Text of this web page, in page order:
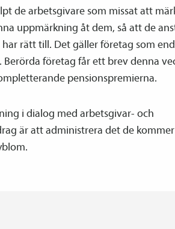
de arbetsgivare som missat att
upp­märkning åt dem, så att de
rätt till. Det gäller företag som
företag får ett brev denna
pensions­premierna.
i dialog med arbetsgivar- och
är att administrera det de kommer